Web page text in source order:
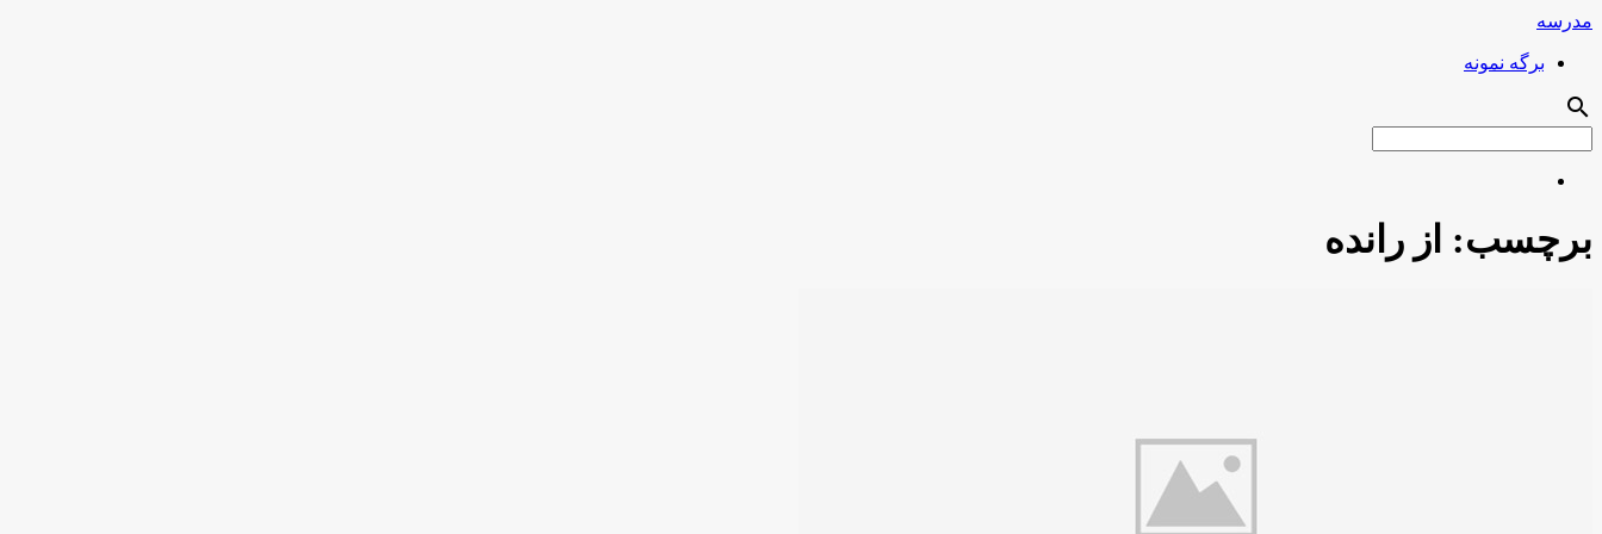
مدرسه
برگه نمونه
search
برچسب: از رانده